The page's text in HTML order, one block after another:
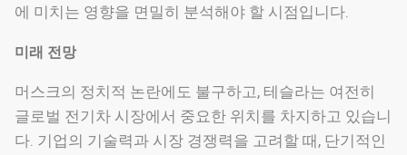
에 미치는 영향을 면밀히 분석해야 할 시점입니다.
미래 전망
머스크의 정치적 논란에도 불구하고, 테슬라는 여전히
글로벌 전기차 시장에서 중요한 위치를 차지하고 있습니
다. 기업의 기술력과 시장 경쟁력을 고려할 때, 단기적인